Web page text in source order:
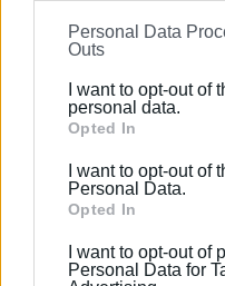
information may also
on theIAB’s List of
further disclose it to
Please note that this
Google services and
behaviour. You may
Google and its third-
section.
Personal Data
Outs
I want to opt-out of
personal data.
Opted In
I want to opt-out of
Personal Data.
Opted In
I want to opt-out of
Personal Data for
ξέσπασαν στην Κέρκυρα
συμβάλλοντας κι εμείς
Τέλος
λειτουργίας το
«προσωποκεντρικό»
σύστημα πολιτικής
– 4 Δημοτικοί
θητεία) που
πρώτη φορά όχι μόνο
το Ιόνιο.